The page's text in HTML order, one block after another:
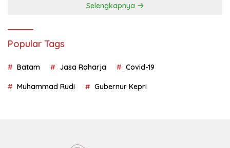
Selengkapnya
Popular Tags
Batam Jasa Raharja Covid-19
Muhammad Rudi Gubernur Kepri